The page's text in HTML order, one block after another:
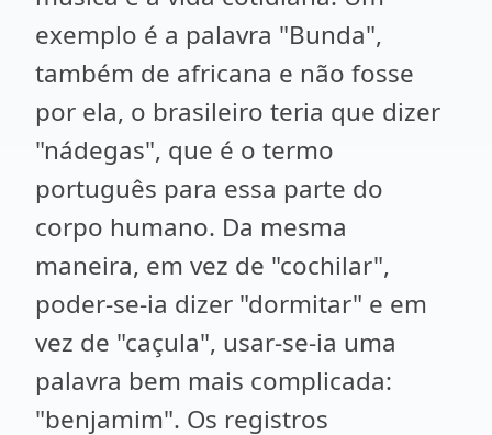
exemplo é a palavra "Bunda",
também de africana e não fosse
por ela, o brasileiro teria que dizer
"nádegas", que é o termo
português para essa parte do
corpo humano. Da mesma
maneira, em vez de "cochilar",
poder-se-ia dizer "dormitar" e em
vez de "caçula", usar-se-ia uma
palavra bem mais complicada:
"benjamim". Os registros